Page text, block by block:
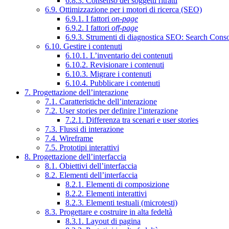
6.9. Ottimizzazione per i motori di ricerca (SEO)
6.9.1. I fattori on-page
6.9.2. I fattori off-page
6.9.3. Strumenti di diagnostica SEO: Search
6.10. Gestire i contenuti
6.10.1. L’inventario dei contenuti
6.10.2. Revisionare i contenuti
6.10.3. Migrare i contenuti
6.10.4. Pubblicare i contenuti
7. Progettazione dell’interazione
7.1. Caratteristiche dell’interazione
7.2. User stories per definire l’interazione
7.2.1. Differenza tra scenari e user stories
7.3. Flussi di interazione
7.4. Wireframe
7.5. Prototipi interattivi
8. Progettazione dell’interfaccia
8.1. Obiettivi dell’interfaccia
8.2. Elementi dell’interfaccia
8.2.1. Elementi di composizione
8.2.2. Elementi interattivi
8.2.3. Elementi testuali (microtesti)
8.3. Progettare e costruire in alta fedeltà
8.3.1. Layout di pagina